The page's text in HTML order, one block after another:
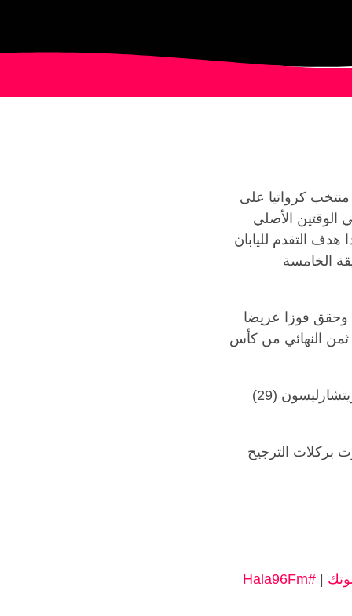
كرواتيا على
3-1 يوم الإثنين بعد انتهاء المباراة بالتعادل الإيجابي 1-1 في الوقتين الأصلي
التقدم لليابان
الخامسة
وحقق فوزا عريضا
في إطار منافسات الدور ثمن النهائي من كأس
تقدم فينيسيوس جونيور بالهدف الأول (7)، ثم نيمار دا سيلفا من علامة الجزاء (13)، ريتشارليسون (29)
بركلات الترجيح
|
#Hala96Fm